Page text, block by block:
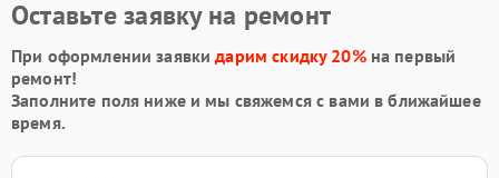
Оставьте заявку на ремонт
При оформлении заявкидарим скидку 20%на первый
ремонт!
Заполните поля ниже и мы свяжемся с вами в ближайшее
время.